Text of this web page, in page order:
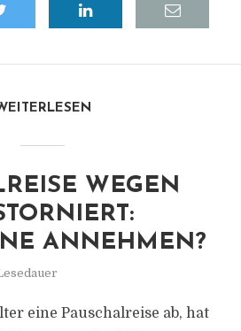
WEGEN
ANNEHMEN?
eine Pauschalreise ab, hat